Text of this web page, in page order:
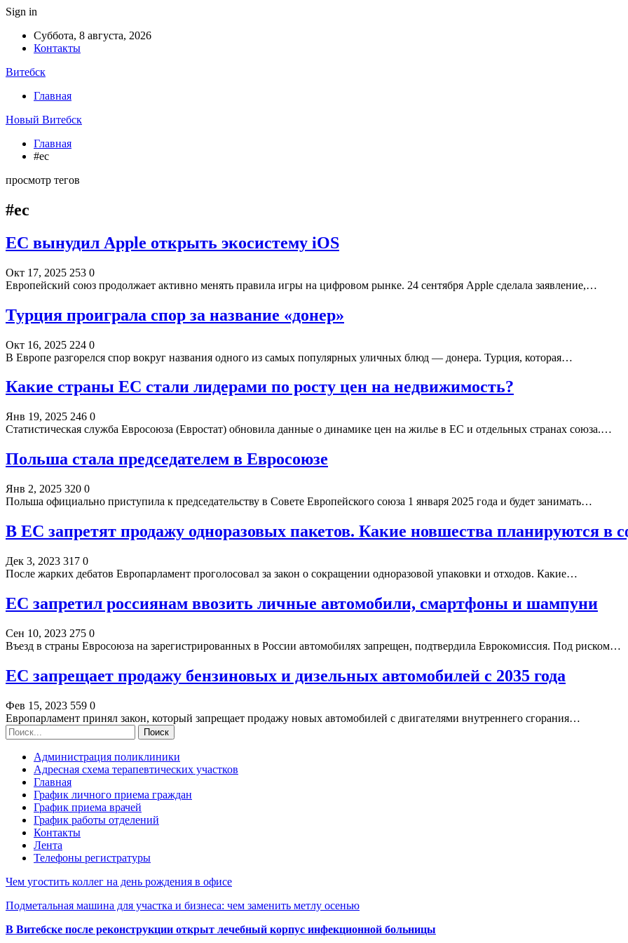
Sign in
Суббота, 8 августа, 2026
Контакты
Витебск
Главная
Новый Витебск
Главная
#ес
просмотр тегов
#ес
ЕС вынудил Apple открыть экосистему iOS
Окт 17, 2025 253 0
Европейский союз продолжает активно менять правила игры на цифровом рынке. 24 сентября Apple сделала заявление,…
Турция проиграла спор за название «донер»
Окт 16, 2025 224 0
В Европе разгорелся спор вокруг названия одного из самых популярных уличных блюд — донера. Турция, которая…
Какие страны ЕС стали лидерами по росту цен на недвижимость?
Янв 19, 2025 246 0
Статистическая служба Евросоюза (Евростат) обновила данные о динамике цен на жилье в ЕС и отдельных странах союза.…
Польша стала председателем в Евросоюзе
Янв 2, 2025 320 0
Польша официально приступила к председательству в Совете Европейского союза 1 января 2025 года и будет занимать…
В ЕС запретят продажу одноразовых пакетов. Какие новшества планируются в
Дек 3, 2023 317 0
После жарких дебатов Европарламент проголосовал за закон о сокращении одноразовой упаковки и отходов. Какие…
ЕС запретил россиянам ввозить личные автомобили, смартфоны и шампуни
Сен 10, 2023 275 0
Въезд в страны Евросоюза на зарегистрированных в России автомобилях запрещен, подтвердила Еврокомиссия. Под риском…
ЕС запрещает продажу бензиновых и дизельных автомобилей с 2035 года
Фев 15, 2023 559 0
Европарламент принял закон, который запрещает продажу новых автомобилей с двигателями внутреннего сгорания…
Администрация поликлиники
Адресная схема терапевтических участков
Главная
График личного приема граждан
График приема врачей
График работы отделений
Контакты
Лента
Телефоны регистратуры
Чем угостить коллег на день рождения в офисе
Подметальная машина для участка и бизнеса: чем заменить метлу осенью
В Витебске после реконструкции открыт лечебный корпус инфекционной больницы